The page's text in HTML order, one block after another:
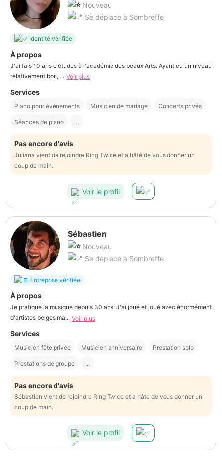
Nouveau
Se déplace à Sombreffe
Identité vérifiée
À propos
J'ai fais 10 ans d'études à l'académie des beaux Arts. Ayant eu un niveau
relativement bon, ... Voir plus
Services
Piano pour événements Musicien de mariage Concerts privés
Séances de piano ...
Pas encore d'avis
Juliana vient de rejoindre Ring Twice et a hâte de vous donner un
coup de main.
Voir le profil
Sébastien
Nouveau
Se déplace à Sombreffe
Entreprise vérifiée
À propos
Je pratique la musique depuis 30 ans. J'ai joué et joué avec énormément
d'artistes belges ma... Voir plus
Services
Musicien fête privée Musicien anniversaire Prestation solo
Prestations de groupe ...
Pas encore d'avis
Sébastien vient de rejoindre Ring Twice et a hâte de vous donner un
coup de main.
Voir le profil